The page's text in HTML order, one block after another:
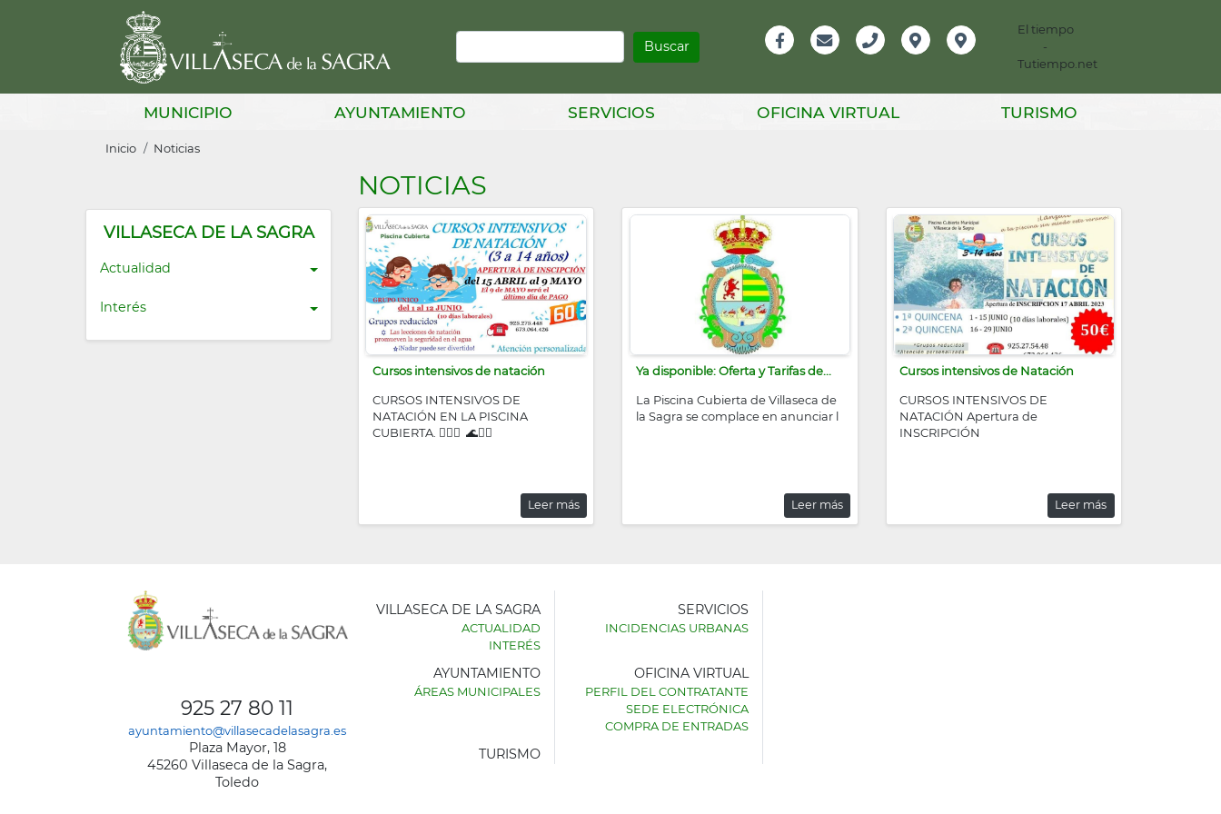
Buscar
Información
El tiempo
-
Tutiempo.net
MUNICIPIO AYUNTAMIENTO SERVICIOS OFICINA VIRTUAL TURISMO
Sobrescribir
de
ayuda
a
la
Inicio Noticias
VILLASECA DE LA SAGRA
Actualidad
Interés
NOTICIAS
Cursos intensivos de natación
CURSOS INTENSIVOS DE
NATACIÓN EN LA PISCINA
CUBIERTA. 🏊‍♂️🌊 🌊🏊‍♀️
Leer más
Ya disponible: Oferta y Tarifas de...
La Piscina Cubierta de Villaseca de
la Sagra se complace en anunciar l
Leer más
Cursos intensivos de Natación
CURSOS INTENSIVOS DE
NATACIÓN Apertura de
INSCRIPCIÓN
Leer más
925 27 80 11
ayuntamiento@villasecadelasagra.es
Plaza Mayor, 18
45260 Villaseca de la Sagra,
Toledo
AYUNTAMIENTO
VILLASECA DE LA SAGRA
ACTUALIDAD
INTERÉS
SERVICIOS
INCIDENCIAS URBANAS
AYUNTAMIENTO
ÁREAS MUNICIPALES
OFICINA VIRTUAL
PERFIL DEL CONTRATANTE
SEDE ELECTRÓNICA
COMPRA DE ENTRADAS
TURISMO